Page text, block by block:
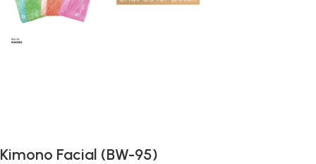
Kimono Facial (BW-95)